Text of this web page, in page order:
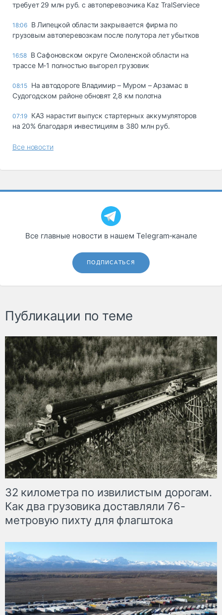
требует 29 млн руб. с автоперевозчика Kaz TralServiece
18:06 В Липецкой области закрывается фирма по
грузовым автоперевозкам после полутора лет убытков
16:58 В Сафоновском округе Смоленской области на
трассе М-1 полностью выгорел грузовик
08:15 На автодороге Владимир – Муром – Арзамас в
Судогодском районе обновят 2,8 км полотна
07:19 КАЗ нарастит выпуск стартерных аккумуляторов
на 20% благодаря инвестициям в 380 млн руб.
Все новости
Все главные новости в нашем Telegram‑канале
ПОДПИСАТЬСЯ
Публикации по теме
32 километра по извилистым дорогам.
Как два грузовика доставляли 76-
метровую пихту для флагштока